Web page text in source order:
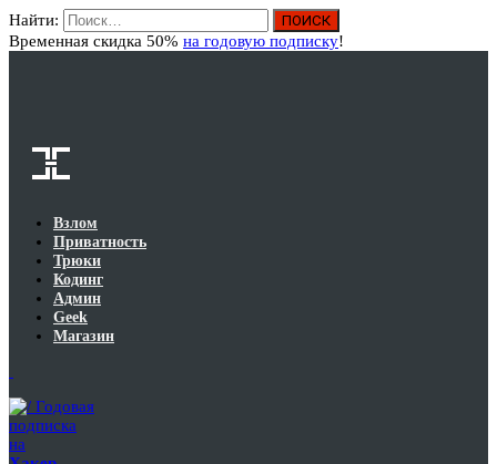
Найти:
Временная скидка 50% на годовую подписку!
Взлом
Приватность
Трюки
Кодинг
Админ
Geek
Магазин
Годовая
подписка
на